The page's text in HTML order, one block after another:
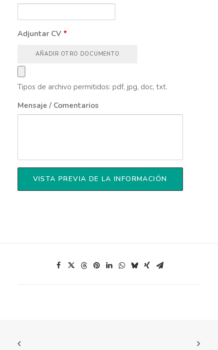
Adjuntar CV *
AÑADIR OTRO DOCUMENTO
Tipos de archivo permitidos: pdf, jpg, doc, txt.
Mensaje / Comentarios